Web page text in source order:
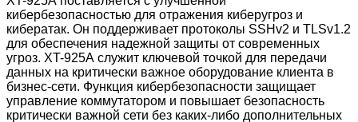
кибербезопасностью для отражения киберугроз и
кибератак. Он поддерживает протоколы SSHv2 и TLSv1.2
для обеспечения надежной защиты от современных
угроз. XT-925A служит ключевой точкой для передачи
данных на критически важное оборудование клиента в
бизнес-сети. Функция кибербезопасности защищает
управление коммутатором и повышает безопасность
критически важной сети без каких-либо дополнительных